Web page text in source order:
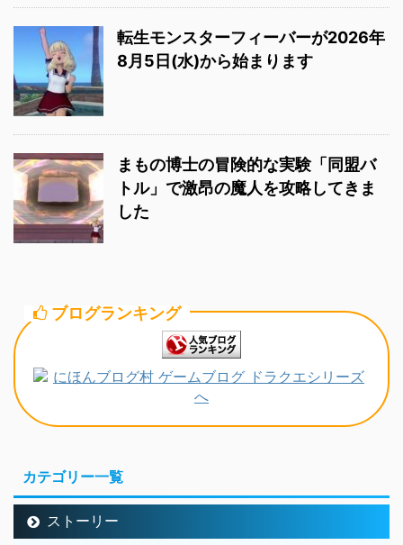
転生モンスターフィーバーが2026年
8月5日(水)から始まります
まもの博士の冒険的な実験「同盟バ
トル」で激昂の魔人を攻略してきま
した
ブログランキング
カテゴリー一覧
ストーリー